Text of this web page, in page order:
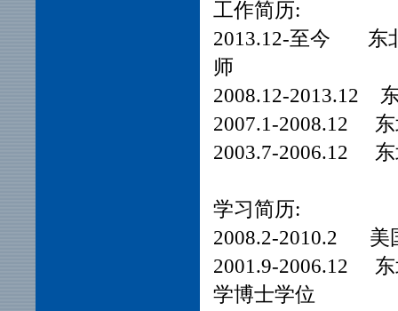
工作简历:
2013.12-至今 东
师
2008.12-2013.12
2007.1-2008.12
2003.7-2006.12
学习简历:
2008.2-2010.2
2001.9-2006.12 东
学博士学位